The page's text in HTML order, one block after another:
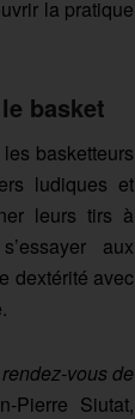
la pratique
basket
basketteurs
ludiques et
leurs tirs à
aux
dextérité avec
vous de
Pierre Siutat,